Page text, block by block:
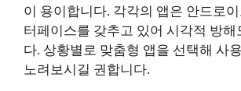
이 용이합니다. 각각의 앱은 안드로
터페이스를 갖추고 있어 시각적 방해
다. 상황별로 맞춤형 앱을 선택해 사
노려보시길 권합니다.